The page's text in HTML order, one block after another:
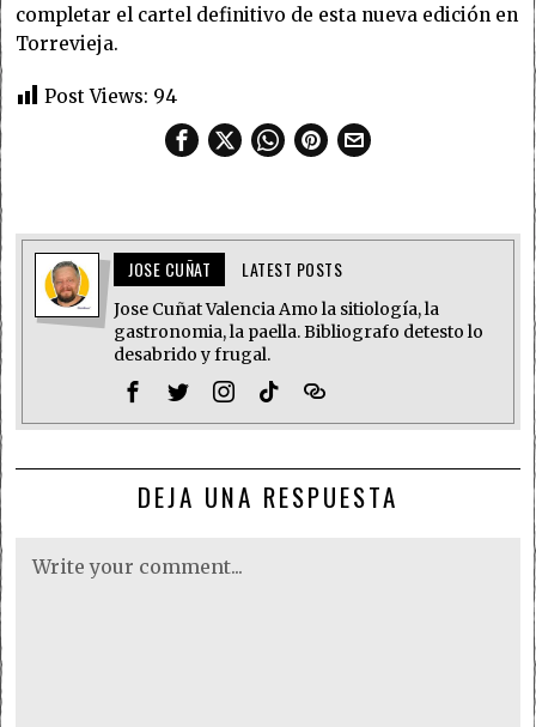
completar el cartel definitivo de esta nueva edición en
Torrevieja.
Post Views: 94
JOSE CUÑAT LATEST POSTS
Jose Cuñat Valencia Amo la sitiología, la
gastronomia, la paella. Bibliografo detesto lo
desabrido y frugal.
DEJA UNA RESPUESTA